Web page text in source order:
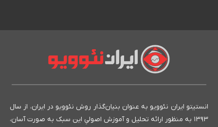
انستیتو ایران نئوویو به عنوان بنیان‌گذار روش نئوویو در ایران، از سال
۱۳۹۳ به منظور ارائه تحلیل و آموزش اصولیِ این سبک به صورت آسان،